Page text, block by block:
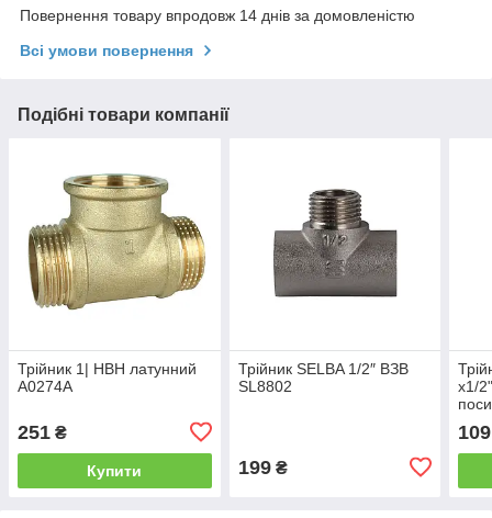
Повернення товару впродовж 14 днів за домовленістю
Всі умови повернення
Подібні товари компанії
Трійник 1| НВН латунний
А0274А
251 ₴
Купити
Трійник SELBA 1/2″ ВЗВ
SL8802
199₴
х1/
109